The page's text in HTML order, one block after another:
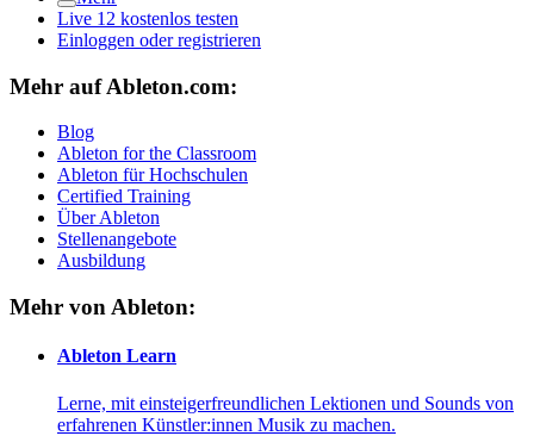
Live 12 kostenlos testen
Einloggen oder registrieren
Mehr auf Ableton.com:
Blog
Ableton for the Classroom
Ableton für Hochschulen
Certified Training
Über Ableton
Stellenangebote
Ausbildung
Mehr von Ableton:
Ableton Learn
Lerne, mit einsteigerfreundlichen Lektionen und Sounds von
erfahrenen Künstler:innen Musik zu machen.